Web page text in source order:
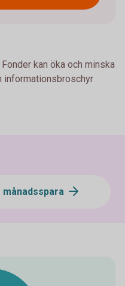
kan öka och minska
informationsbroschyr